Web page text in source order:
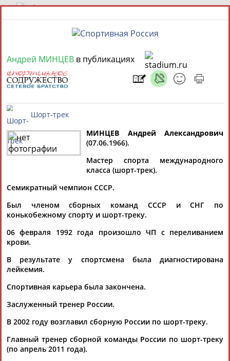
8 августа 2026 года,
СПОРТСМЕНЫ, ТРЕНЕРЫ И СПЕЦИАЛИСТЫ
Найдено: 13181персон
Аслаудин
АБАЕВ
Елена
АБАИМОВА
Мария
Дмитрий
АБАРЕНОВ
Тамилла
АБАСОВА
Рамазан
Ростом
АБАШИДЗЕ
Флюра
БУЛАТОВА
Татьяна
Акжана
Андрей МИНЦЕВ в публикациях
Шорт-трек
МИНЦЕВ Андрей Александрович
(07.06.1966).
Мастер спорта международного
класса (шорт-трек).
Семикратный чемпион СССР.
Был членом сборных команд СССР и СНГ по
конькобежному спорту и шорт-треку.
06 февраля 1992 года произошло ЧП с переливанием
крови.
В результате у спортсмена была диагностирована
лейкемия.
Спортивная карьера была закончена.
Заслуженный тренер России.
В 2002 году возглавил сборную России по шорт-треку.
Главный тренер сборной команды России по шорт-треку
(по апрель 2011 года).